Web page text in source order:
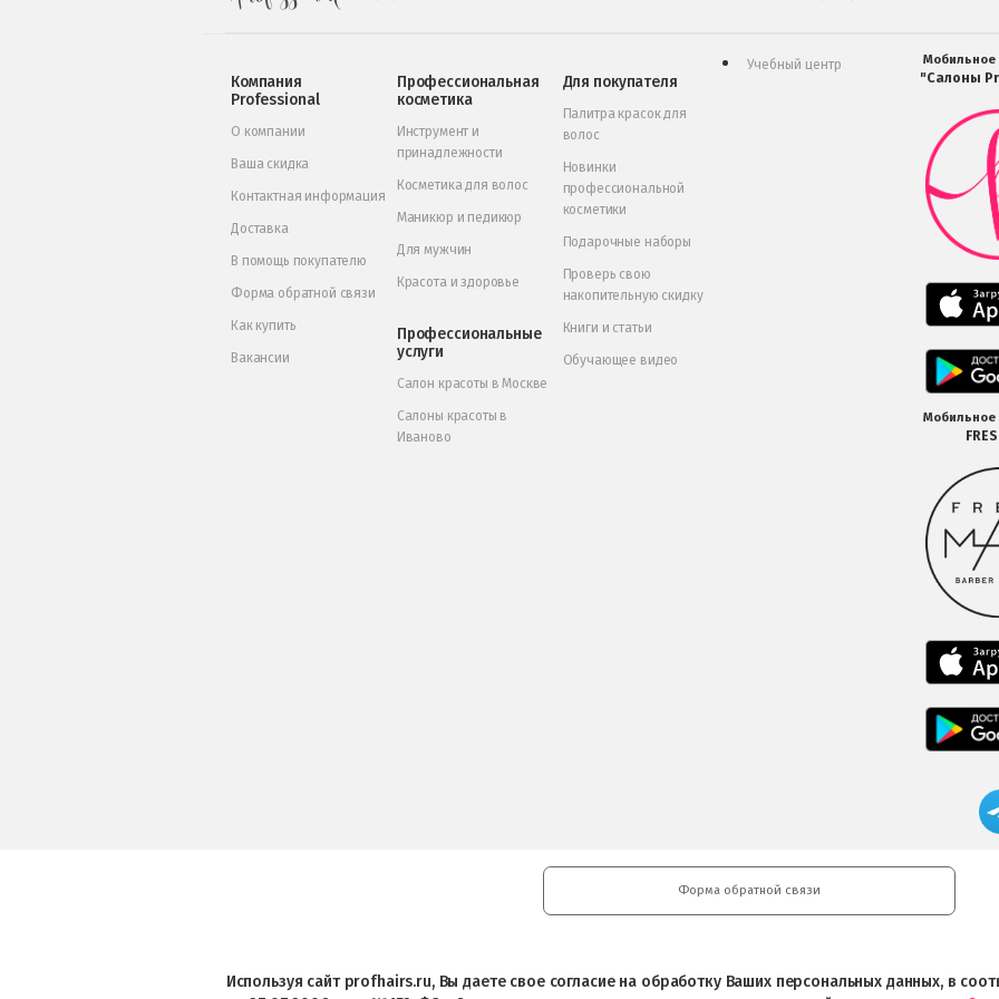
Компания
Professional
О компании
Ваша скидка
Контактная информация
Доставка
В помощь покупателю
Форма обратной связи
Как купить
Вакансии
Профессиональная
косметика
Инструмент и
принадлежности
Косметика для волос
Маникюр и педикюр
Для мужчин
Красота и здоровье
Профессиональные
услуги
Салон красоты в Москве
Салоны красоты в
Иваново
Для покупателя
Палитра красок для
волос
Новинки
профессиональной
косметики
Подарочные наборы
Проверь свою
накопительную скидку
Книги и статьи
Обучающее видео
Учебный центр Мобильное
"Салоны
Мобильное
Форма обратной связи
Используя сайт profhairs.ru, Вы даете свое согласие на обработку Ваших персональных данных, в